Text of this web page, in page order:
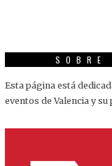
Esta página está
eventos de Valencia y su